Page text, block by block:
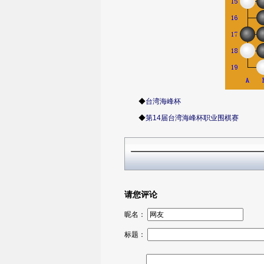
◆台湾海峰杯
◆第14届台湾海峰杯职业围棋赛
请您评论
昵名：
标题：